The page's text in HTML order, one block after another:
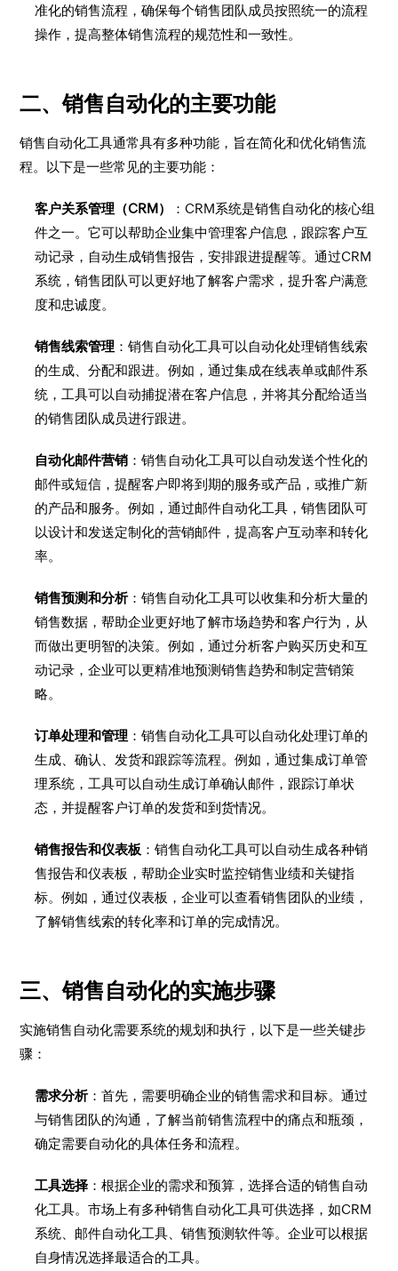
准化的销售流程，确保每个销售团队成员按照统一的流程
操作，提高整体销售流程的规范性和一致性。
二、销售自动化的主要功能
销售自动化工具通常具有多种功能，旨在简化和优化销售流
程。以下是一些常见的主要功能：
客户关系管理（CRM）
：CRM系统是销售自动化的核心组
件之一。它可以帮助企业集中管理客户信息，跟踪客户互
动记录，自动生成销售报告，安排跟进提醒等。通过CRM
系统，销售团队可以更好地了解客户需求，提升客户满意
度和忠诚度。
销售线索管理 ：销售自动化工具可以自动化处理销售线索
的生成、分配和跟进。例如，通过集成在线表单或邮件系
统，工具可以自动捕捉潜在客户信息，并将其分配给适当
的销售团队成员进行跟进。
自动化邮件营销 ：销售自动化工具可以自动发送个性化的
邮件或短信，提醒客户即将到期的服务或产品，或推广新
的产品和服务。例如，通过邮件自动化工具，销售团队可
以设计和发送定制化的营销邮件，提高客户互动率和转化
率。
销售预测和分析：销售自动化工具可以收集和分析大量的
销售数据，帮助企业更好地了解市场趋势和客户行为，从
而做出更明智的决策。例如，通过分析客户购买历史和互
动记录，企业可以更精准地预测销售趋势和制定营销策
略。
订单处理和管理 ：销售自动化工具可以自动化处理订单的
生成、确认、发货和跟踪等流程。例如，通过集成订单管
理系统，工具可以自动生成订单确认邮件，跟踪订单状
态，并提醒客户订单的发货和到货情况。
销售报告和仪表板 ：销售自动化工具可以自动生成各种销
售报告和仪表板，帮助企业实时监控销售业绩和关键指
标。例如，通过仪表板，企业可以查看销售团队的业绩，
了解销售线索的转化率和订单的完成情况。
三、销售自动化的实施步骤
实施销售自动化需要系统的规划和执行，以下是一些关键步
骤：
需求分析：首先，需要明确企业的销售需求和目标。通过
与销售团队的沟通，了解当前销售流程中的痛点和瓶颈，
确定需要自动化的具体任务和流程。
工具选择 ：根据企业的需求和预算，选择合适的销售自动
化工具。市场上有多种销售自动化工具可供选择，如CRM
系统、邮件自动化工具、销售预测软件等。企业可以根据
自身情况选择最适合的工具。